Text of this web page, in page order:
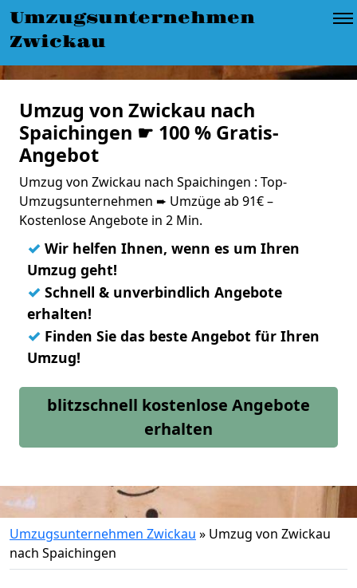
Umzugsunternehmen
Zwickau
Umzug von Zwickau nach
Spaichingen ☛ 100 % Gratis-
Angebot
Umzug von Zwickau nach Spaichingen : Top-
Umzugsunternehmen ➨ Umzüge ab 91€ –
Kostenlose Angebote in 2 Min.
✓ Wir helfen Ihnen, wenn es um Ihren
Umzug geht!
✓ Schnell & unverbindlich Angebote
erhalten!
✓ Finden Sie das beste Angebot für Ihren
Umzug!
blitzschnell kostenlose Angebote
erhalten
Umzugsunternehmen Zwickau » Umzug von Zwickau
nach Spaichingen